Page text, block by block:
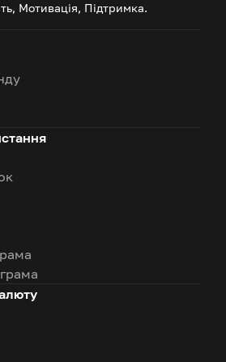
Мотивація, Підтримка.